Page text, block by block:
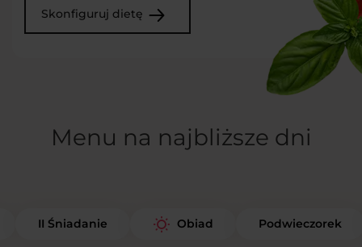
Skonfiguruj dietę
Menu na najbliższe dni
II Śniadanie Obiad Podwieczorek